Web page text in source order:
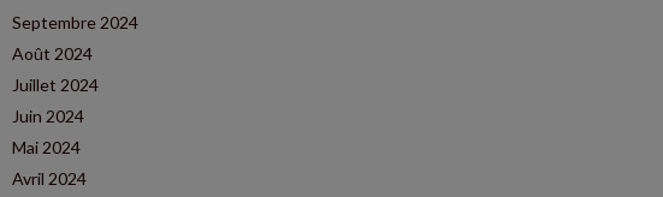
Septembre 2024
Août 2024
Juillet 2024
Juin 2024
Mai 2024
Avril 2024